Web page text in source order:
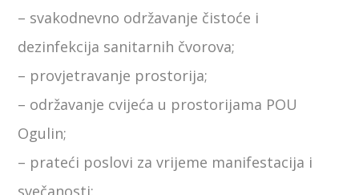
– svakodnevno održavanje čistoće i
dezinfekcija sanitarnih čvorova;
– provjetravanje prostorija;
– održavanje cvijeća u prostorijama POU
Ogulin;
– prateći poslovi za vrijeme manifestacija i